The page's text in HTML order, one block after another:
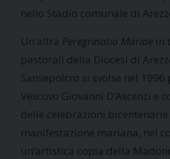
nello Stadio comunale di
Un’altra Peregrinatio Mariae in
pastorali della Diocesi di
Sansepolcro si svolse nel
Vescovo Giovanni D’Ascenzi e
delle celebrazioni
manifestazione mariana, nel
un’artistica copia della